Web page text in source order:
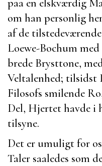
paa en elskværdig
om han personlig
af de
Loewe-Bochum
brede Brysttone,
Veltalenhed; tilsidst
Filosofs smilende
Del, Hjertet havde i
tilsyne.
Det er umuligt for
Taler saaledes som